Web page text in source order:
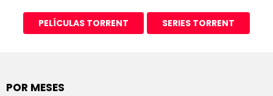
PELÍCULAS TORRENT SERIES TORRENT
POR MESES